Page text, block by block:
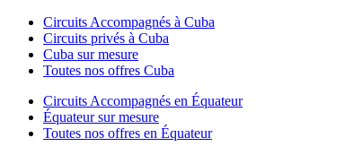
Circuits Accompagnés à Cuba
Circuits privés à Cuba
Cuba sur mesure
Toutes nos offres Cuba
Circuits Accompagnés en Équateur
Équateur sur mesure
Toutes nos offres en Équateur